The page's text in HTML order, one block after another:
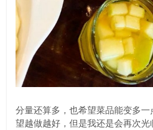
分量还算多，也希望菜品能变多
望越做越好，但是我还是会再次